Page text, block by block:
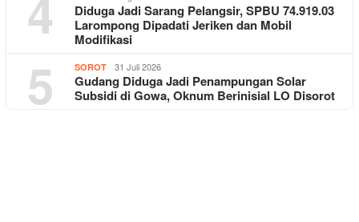
Diduga Jadi Sarang Pelangsir, SPBU 74.919.03
Larompong Dipadati Jeriken dan Mobil
Modifikasi
5 SOROT 31 Juli 2026
Gudang Diduga Jadi Penampungan Solar
Subsidi di Gowa, Oknum Berinisial LO Disorot